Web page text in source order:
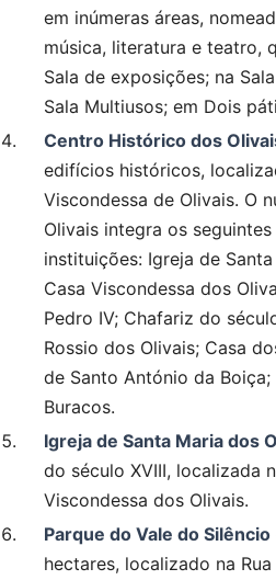
em inúmeras áreas,
música, literatura e teatro,
Sala de exposições; na
Sala Multiusos; em Dois
Centro Histórico dos
edifícios históricos,
Viscondessa de Olivais. O
Olivais integra os
instituições: Igreja de
Casa Viscondessa dos
Pedro IV; Chafariz do
Rossio dos Olivais; Casa
de Santo António da
Buracos.
Igreja de Santa Maria dos
do século XVIII, localizada
Viscondessa dos Olivais.
Parque do Vale do Silêncio
hectares, localizado na